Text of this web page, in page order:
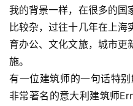
我的背景一样，在很多的国
比较杂，过往十几年在上
育办公、文化文旅，城市更
施。
有一位建筑师的一句话特
非常著名的意大利建筑师